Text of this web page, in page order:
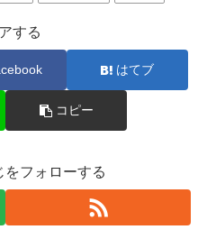
する
はてブ
コピー
をフォローする